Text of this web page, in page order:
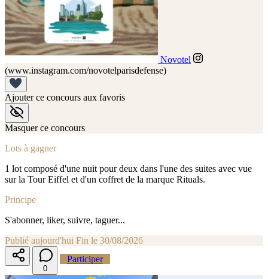
Novotel
(www.instagram.com/novotelparisdefense)
Ajouter ce concours aux favoris
Masquer ce concours
Lots à gagner
1 lot composé d'une nuit pour deux dans l'une des suites avec vue
sur la Tour Eiffel et d'un coffret de la marque Rituals.
Principe
S'abonner, liker, suivre, taguer...
Publié aujourd'hui Fin le 30/08/2026
0
Participer